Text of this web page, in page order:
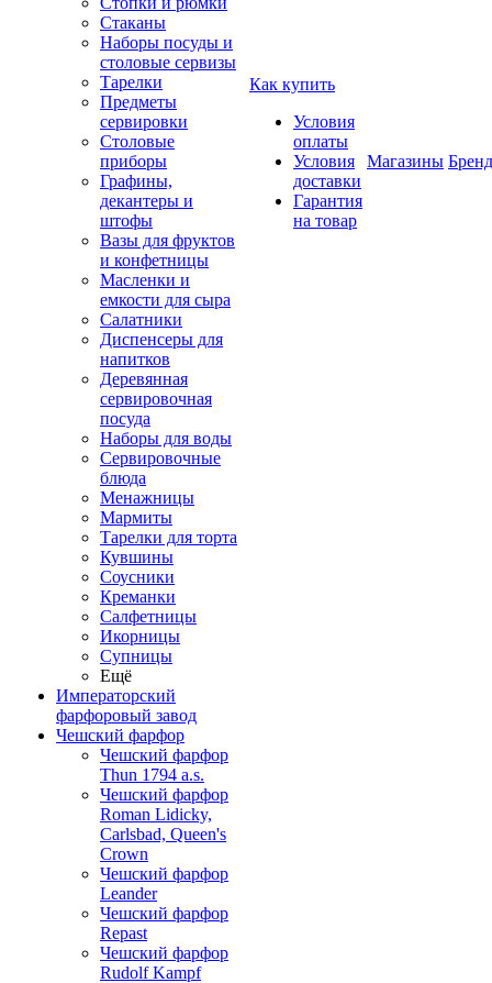
Стаканы
Наборы посуды и
столовые сервизы
Тарелки
Предметы
сервировки
Столовые
приборы
Графины,
декантеры и
штофы
Вазы для фруктов
и конфетницы
Масленки и
емкости для сыра
Салатники
Диспенсеры для
напитков
Деревянная
сервировочная
посуда
Наборы для воды
Сервировочные
блюда
Менажницы
Мармиты
Тарелки для торта
Кувшины
Соусники
Креманки
Салфетницы
Икорницы
Супницы
Ещё
Императорский
фарфоровый завод
Чешский фарфор
Чешский фарфор
Thun 1794 a.s.
Чешский фарфор
Roman Lidicky,
Carlsbad, Queen's
Crown
Чешский фарфор
Leander
Чешский фарфор
Repast
Чешский фарфор
Rudolf Kampf
Как купить
Условия
оплаты
Условия
доставки
Гарантия
на товар
Магазины